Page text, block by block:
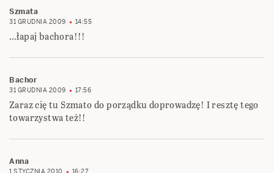
Szmata
31 GRUDNIA 2009 14:55
…łapaj bachora!!!
Bachor
31 GRUDNIA 2009 17:56
Zaraz cię tu Szmato do porządku doprowadzę! I resztę tego
towarzystwa też!!
Anna